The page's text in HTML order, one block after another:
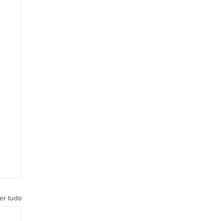
tudo